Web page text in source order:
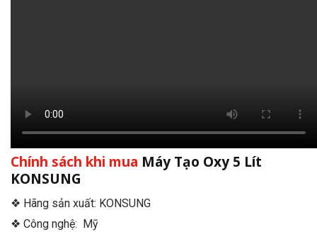
Chính sách khi mua Máy Tạo Oxy 5 Lít
KONSUNG
❖ Hãng sản xuất: KONSUNG
❖ Công nghệ: Mỹ